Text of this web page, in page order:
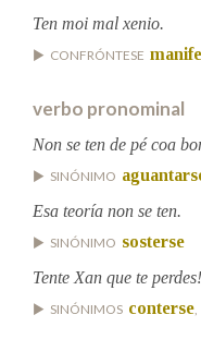
Marcas gramaticais
Pertence a
Ten moi mal xenio.
CONFRÓNTESE
verbo pronominal
Non se ten de pé coa
SINÓNIMO
Esa teoría non se ten.
SINÓNIMO sosterse
Tente Xan que te perdes!
SINÓNIMOS conterse,